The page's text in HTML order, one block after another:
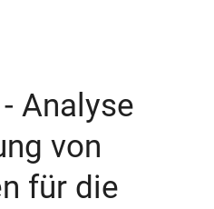
Analyse
von
für die